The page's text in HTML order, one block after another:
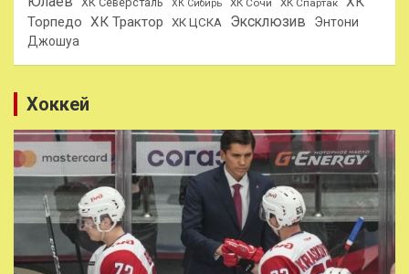
ХК Сибирь ХК Сочи ХК Спартак
Торпедо ХК Трактор ХК ЦСКА Эксклюзив
Энтони
Джошуа
Хоккей